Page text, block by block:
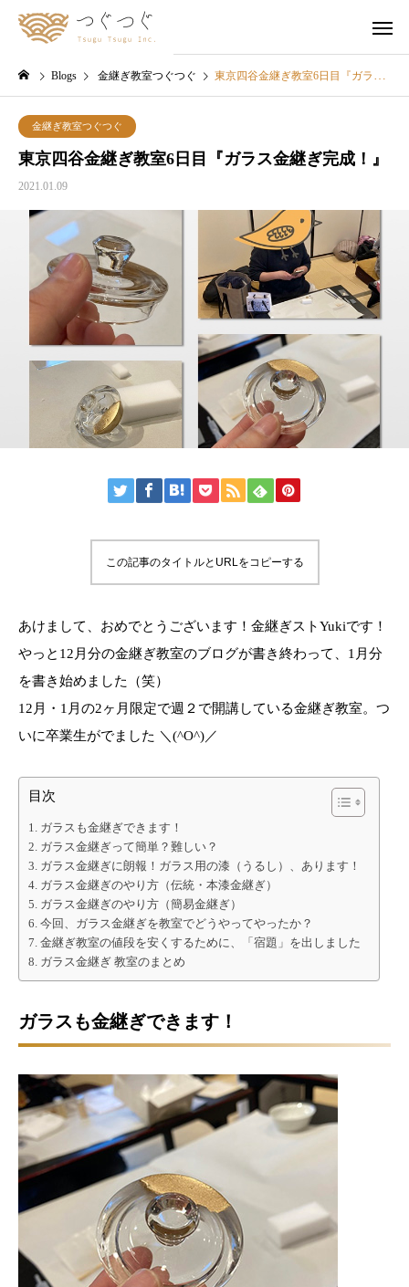
Blogs 金継ぎ教室つぐつぐ 東京四谷金継ぎ教室6日目『ガラス金継ぎ完成！』
金継ぎ教室つぐつぐ
東京四谷金継ぎ教室6日目『ガラス金継ぎ完成！』
2021.01.09
この記事のタイトルとURLをコピーする
あけまして、おめでとうございます！金継ぎストYukiです！
やっと12月分の金継ぎ教室のブログが書き終わって、1月分
を書き始めました（笑）
12月・1月の2ヶ月限定で週２で開講している金継ぎ教室。つ
いに卒業生がでました ＼(^O^)／
目次
ガラスも金継ぎできます！
ガラス金継ぎって簡単？難しい？
ガラス金継ぎに朗報！ガラス用の漆（うるし）、あります！
ガラス金継ぎのやり方（伝統・本漆金継ぎ）
ガラス金継ぎのやり方（簡易金継ぎ）
今回、ガラス金継ぎを教室でどうやってやったか？
金継ぎ教室の値段を安くするために、「宿題」を出しました
ガラス金継ぎ 教室のまとめ
ガラスも金継ぎできます！